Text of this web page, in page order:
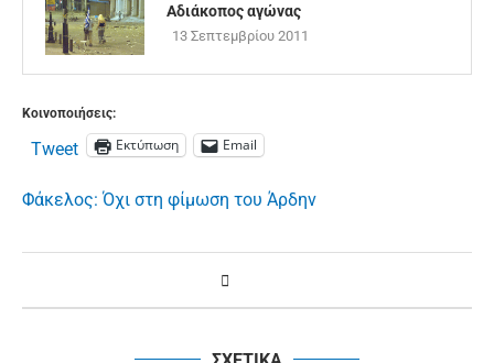
Αδιάκοπος αγώνας
13 Σεπτεμβρίου 2011
Κοινοποιήσεις:
Tweet Εκτύπωση Email
Φάκελος: Όχι στη φίμωση του Άρδην